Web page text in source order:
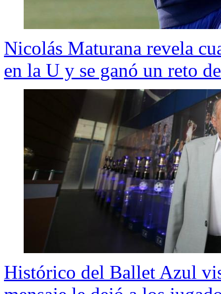
Nicolás Maturana revela
en la U y se ganó un reto
Histórico del Ballet Azul